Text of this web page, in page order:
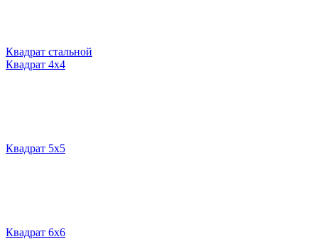
Квадрат стальной
Квадрат 4х4
Квадрат 5х5
Квадрат 6х6